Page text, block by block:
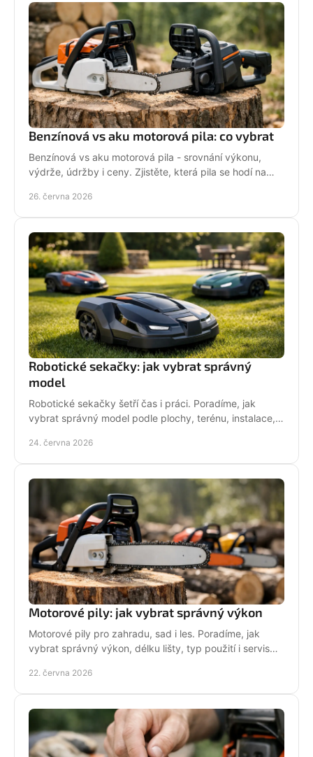
Benzínová vs aku motorová pila: co vybrat
Benzínová vs aku motorová pila - srovnání výkonu,
výdrže, údržby i ceny. Zjistěte, která pila se hodí na
26. června 2026
Robotické sekačky: jak vybrat správný
model
Robotické sekačky šetří čas i práci. Poradíme, jak
vybrat správný model podle plochy, terénu, instalace,
24. června 2026
Motorové pily: jak vybrat správný výkon
Motorové pily pro zahradu, sad i les. Poradíme, jak
vybrat správný výkon, délku lišty, typ použití i servis
22. června 2026